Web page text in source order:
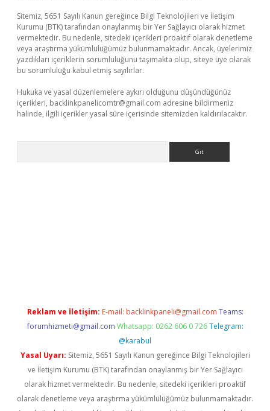
Sitemiz, 5651 Sayılı Kanun gereğince Bilgi Teknolojileri ve İletişim
Kurumu (BTK) tarafından onaylanmış bir Yer Sağlayıcı olarak hizmet
vermektedir. Bu nedenle, sitedeki içerikleri proaktif olarak denetleme
veya araştırma yükümlülüğümüz bulunmamaktadır. Ancak, üyelerimiz
yazdıkları içeriklerin sorumluluğunu taşımakta olup, siteye üye olarak
bu sorumluluğu kabul etmiş sayılırlar.
Hukuka ve yasal düzenlemelere aykırı olduğunu düşündüğünüz
içerikleri, backlinkpanelicomtr@gmail.com adresine bildirmeniz
halinde, ilgili içerikler yasal süre içerisinde sitemizden kaldırılacaktır.
Reklam ve İletişim: E-mail: backlinkpaneli@gmail.com Teams:
forumhizmeti@gmail.com Whatsapp: 0262 606 0 726 Telegram:
@karabul
Yasal Uyarı: Sitemiz, 5651 Sayılı Kanun gereğince Bilgi Teknolojileri
ve İletişim Kurumu (BTK) tarafından onaylanmış bir Yer Sağlayıcı
olarak hizmet vermektedir. Bu nedenle, sitedeki içerikleri proaktif
olarak denetleme veya araştırma yükümlülüğümüz bulunmamaktadır.